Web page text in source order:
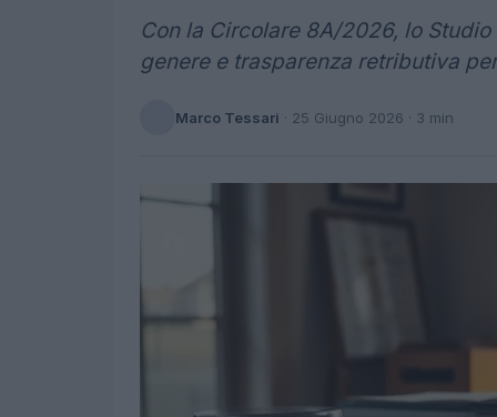
Con la Circolare 8A/2026, lo
genere e trasparenza retributiva
Marco Tessari · 25 Giugno 2026 · 3 min